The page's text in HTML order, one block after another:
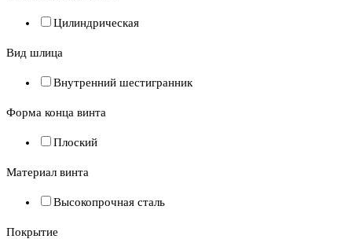
Цилиндрическая
Вид шлица
Внутренний шестигранник
Форма конца винта
Плоский
Материал винта
Высокопрочная сталь
Покрытие